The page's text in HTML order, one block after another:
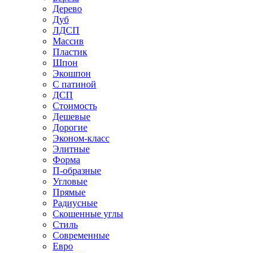
Дерево
Дуб
ЛДСП
Массив
Пластик
Шпон
Экошпон
С патиной
ДСП
Стоимость
Дешевые
Дорогие
Эконом-класс
Элитные
Форма
П-образные
Угловые
Прямые
Радиусные
Скошенные углы
Стиль
Современные
Евро